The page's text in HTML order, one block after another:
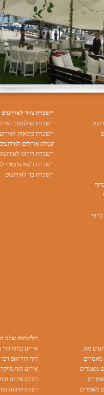
השכרת ציוד לאירועים
השכרת שולחנות
השכרת כיסאות
קטלוג אוהלים לאירועים
השכרת ריהוט
השכרת דשא סינטטי
השכרת בר לאירועים
מאמרים
מאמרים
מאמרים
הלקוחות שלנו
חוף דור זאפ דפי
אירוע חוף
הפקת אירוע
הפקת חתונה